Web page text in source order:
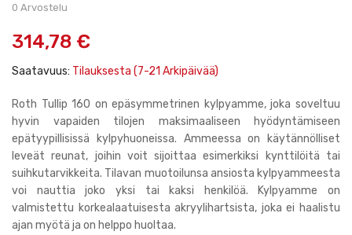
of
gallery
0 Arvostelu
314,78 €
Saatavuus: Tilauksesta (7-21 Arkipäivää)
Roth Tullip 160 on epäsymmetrinen kylpyamme, joka soveltuu
hyvin vapaiden tilojen maksimaaliseen hyödyntämiseen
epätyypillisissä kylpyhuoneissa. Ammeessa on käytännölliset
leveät reunat, joihin voit sijoittaa esimerkiksi kynttilöitä tai
suihkutarvikkeita. Tilavan muotoilunsa ansiosta kylpyammeesta
voi nauttia joko yksi tai kaksi henkilöä. Kylpyamme on
valmistettu korkealaatuisesta akryylihartsista, joka ei haalistu
ajan myötä ja on helppo huoltaa.